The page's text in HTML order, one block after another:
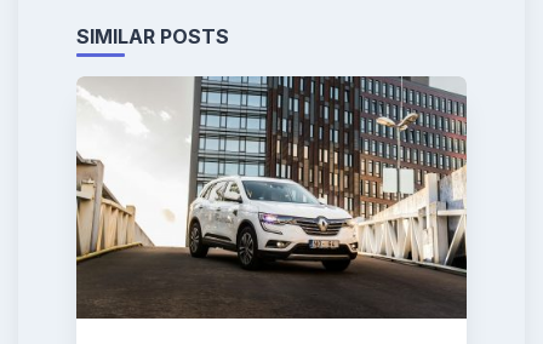
SIMILAR POSTS